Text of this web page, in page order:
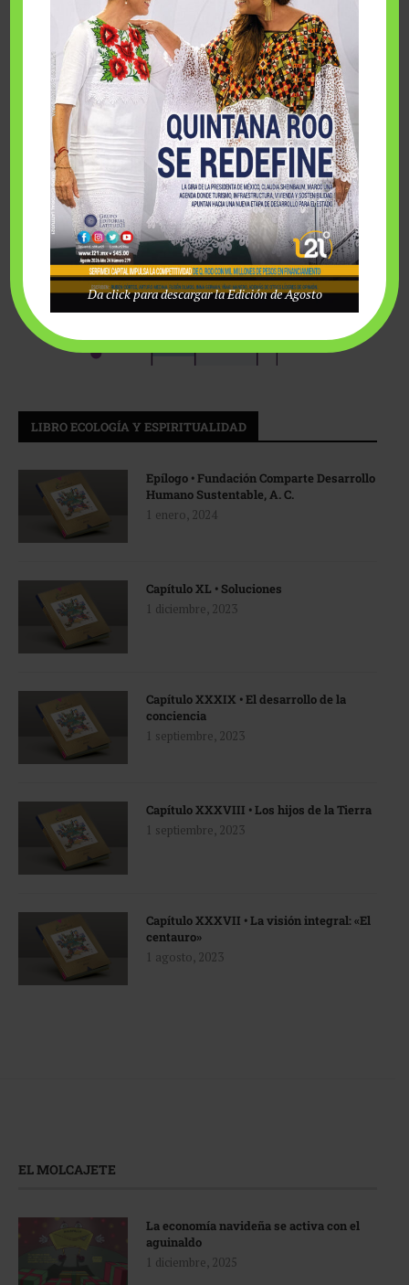
LIBRO ECOLOGÍA Y ESPIRITUALIDAD
Epílogo • Fundación Comparte Desarrollo
Humano Sustentable, A. C.
1 enero, 2024
Capítulo XL • Soluciones
1 diciembre, 2023
Capítulo XXXIX • El desarrollo de la
conciencia
1 septiembre, 2023
Capítulo XXXVIII • Los hijos de la Tierra
1 septiembre, 2023
Capítulo XXXVII • La visión integral: «El
centauro»
1 agosto, 2023
EL MOLCAJETE
La economía navideña se activa con el
aguinaldo
1 diciembre, 2025
Da click para descargar la Edición de Agosto